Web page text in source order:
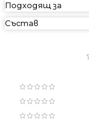
Подходящ за
Състав